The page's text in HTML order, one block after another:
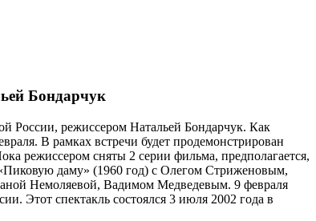
Бондарчук
России, режиссером Натальей Бондарчук. Как
В рамках встречи будет продемонстрирован
режиссером сняты 2 серии фильма, предполагается,
даму» (1960 год) с Олегом Стриженовым,
Немоляевой, Вадимом Медведевым. 9 февраля
Этот спектакль состоялся 3 июля 2002 года в